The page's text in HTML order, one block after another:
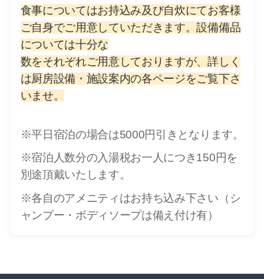
食事についてはお持込み及び自炊にてお客様
ご自身でご用意していただきます。設備備品
については十分な
数をそれぞれご用意しておりますが、詳しく
は厨房設備・施設案内の各ページをご覧下さ
いませ。
※平日宿泊の場合は5000円引きとなります。
※宿泊人数分の入湯税お一人につき150円を
別途頂戴いたします。
※各自のアメニティはお持ち込み下さい（シ
ャンプー・ボディソープは備え付け有）